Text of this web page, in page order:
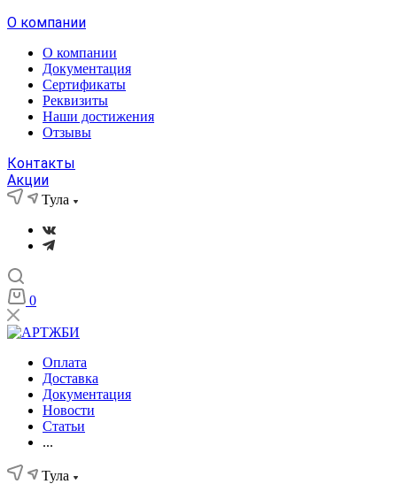
О компании
О компании
Документация
Сертификаты
Реквизиты
Наши достижения
Отзывы
Контакты
Акции
Тула
0
Оплата
Доставка
Документация
Новости
Статьи
...
Тула